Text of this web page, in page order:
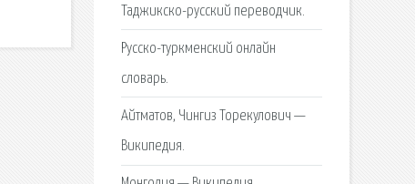
Таджикско-русский переводчик.
Русско-туркменский онлайн
словарь.
Айтматов, Чингиз Торекулович —
Википедия.